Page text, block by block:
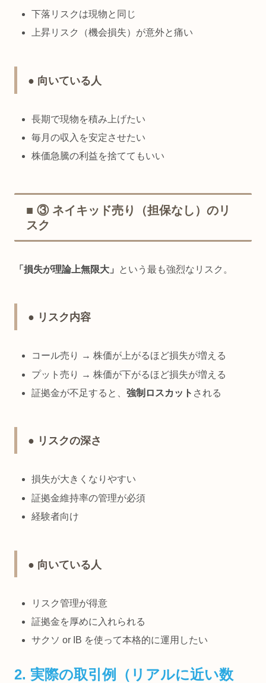
下落リスクは現物と同じ
上昇リスク（機会損失）が意外と痛い
● 向いている人
長期で現物を積み上げたい
毎月の収入を安定させたい
株価急騰の利益を捨ててもいい
■ ③ ネイキッド売り（担保なし）のリ
スク
「損失が理論上無限大」 という最も強烈なリスク。
● リスク内容
コール売り → 株価が上がるほど損失が増える
プット売り → 株価が下がるほど損失が増える
証拠金が不足すると、強制ロスカット される
● リスクの深さ
損失が大きくなりやすい
証拠金維持率の管理が必須
経験者向け
● 向いている人
リスク管理が得意
証拠金を厚めに入れられる
サクソ or IB を使って本格的に運用したい
2. 実際の取引例（リアルに近い数